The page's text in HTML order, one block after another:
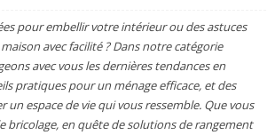
pour embellir votre intérieur ou des astuces
avec facilité ? Dans notre catégorie
avec vous les dernières tendances en
pratiques pour un ménage efficace, et des
un espace de vie qui vous ressemble. Que vous
bricolage, en quête de solutions de rangement